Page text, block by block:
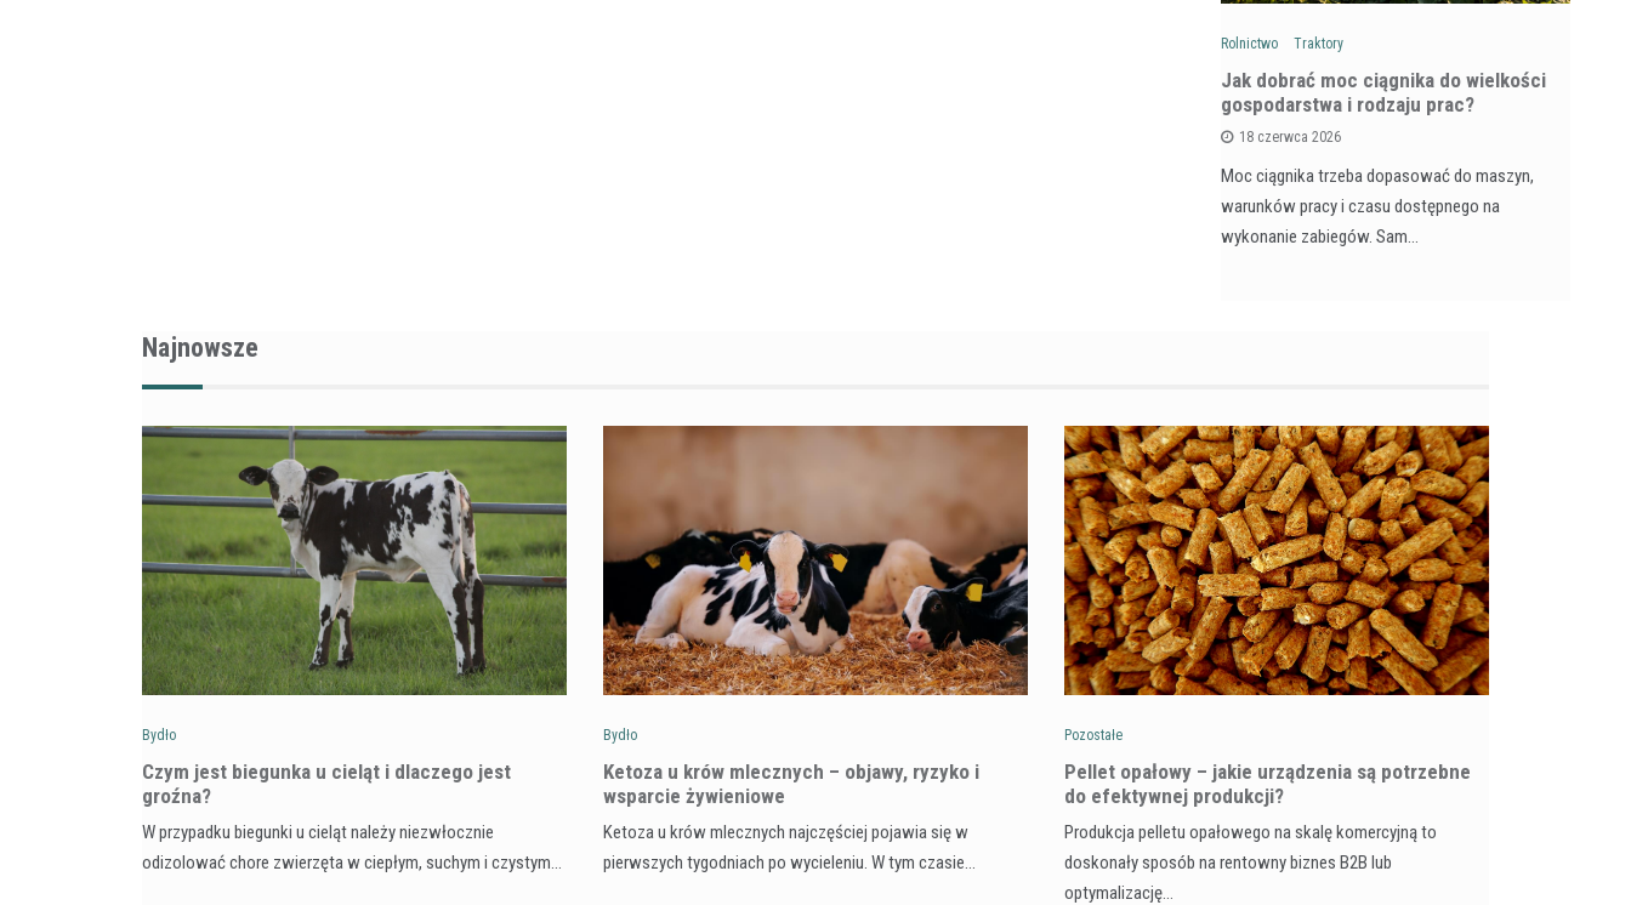
Rolnictwo Traktory
Jak dobrać moc ciągnika do wielkości
gospodarstwa i rodzaju prac?
18 czerwca 2026
Moc ciągnika trzeba dopasować do maszyn,
warunków pracy i czasu dostępnego na
wykonanie zabiegów. Sam…
Najnowsze
Bydło
Czym jest biegunka u cieląt i dlaczego jest
groźna?
W przypadku biegunki u cieląt należy niezwłocznie
odizolować chore zwierzęta w ciepłym, suchym i czystym…
Bydło
Ketoza u krów mlecznych – objawy, ryzyko i
wsparcie żywieniowe
Ketoza u krów mlecznych najczęściej pojawia się w
pierwszych tygodniach po wycieleniu. W tym czasie…
Pozostałe
Pellet opałowy – jakie urządzenia są potrzebne
do efektywnej produkcji?
Produkcja pelletu opałowego na skalę komercyjną to
doskonały sposób na rentowny biznes B2B lub
optymalizację…